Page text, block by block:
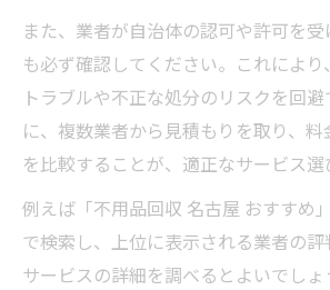
悪質な不用品回収業者を避けるポ
不用品回収業者選びで悪質
アポなし訪問や無料強調の
意
また、業者が自治体の認可や許可を
も必ず確認してください。これによ
トラブルや不正な処分のリスクを回避
に、複数業者から見積もりを取り、
を比較することが、適正なサービス選
例えば「不用品回収 名古屋 おすすめ
で検索し、上位に表示される業者の評
サービスの詳細を調べるとよいでし